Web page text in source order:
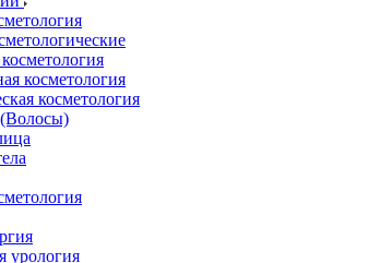
косметология
косметология
урология